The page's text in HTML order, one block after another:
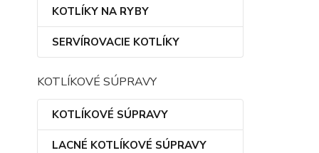
KOTLÍKY NA RYBY
SERVÍROVACIE KOTLÍKY
KOTLÍKOVÉ SÚPRAVY
KOTLÍKOVÉ SÚPRAVY
LACNÉ KOTLÍKOVÉ SÚPRAVY